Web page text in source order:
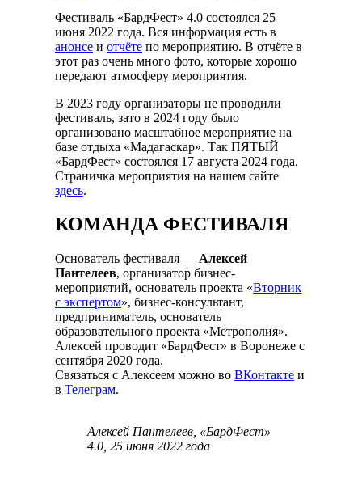
Фестиваль «БардФест» 4.0 состоялся 25
июня 2022 года. Вся информация есть в
анонсе и отчёте по мероприятию. В отчёте в
этот раз очень много фото, которые хорошо
передают атмосферу мероприятия.
В 2023 году организаторы не проводили
фестиваль, зато в 2024 году было
организовано масштабное мероприятие на
базе отдыха «Мадагаскар». Так ПЯТЫЙ
«БардФест» состоялся 17 августа 2024 года.
Страничка мероприятия на нашем сайте
здесь.
КОМАНДА ФЕСТИВАЛЯ
Основатель фестиваля — Алексей
Пантелеев, организатор бизнес-
мероприятий, основатель проекта «Вторник
с экспертом», бизнес-консультант,
предприниматель, основатель
образовательного проекта «Метрополия».
Алексей проводит «БардФест» в Воронеже с
сентября 2020 года.
Связаться с Алексеем можно во ВКонтакте и
в Телеграм.
Алексей Пантелеев, «БардФест»
4.0, 25 июня 2022 года